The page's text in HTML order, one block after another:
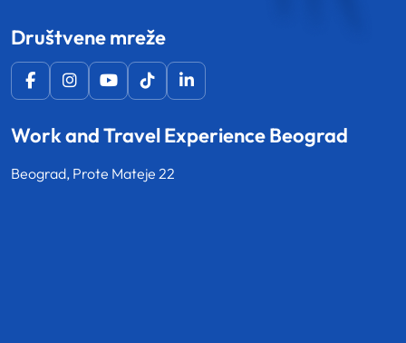
Društvene mreže
Work and Travel Experience Beograd
Beograd, Prote Mateje 22